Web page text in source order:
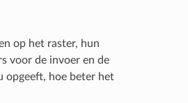
op het raster, hun
voor de invoer en de
opgeeft, hoe beter het